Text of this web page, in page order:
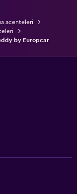
acenteleri
by Europcar